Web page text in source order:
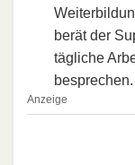
berät der
tägliche
besprechen.
Anzeige